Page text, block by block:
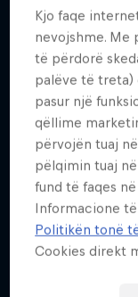
Më shumë
The
Kjo faqe
nevojshme. Me
të përdorë
palëve të treta)
pasur një
qëllime
përvojën tuaj
pëlqimin tuaj
fund të faqes
Informacione
Politikën tonë
Cookies direkt